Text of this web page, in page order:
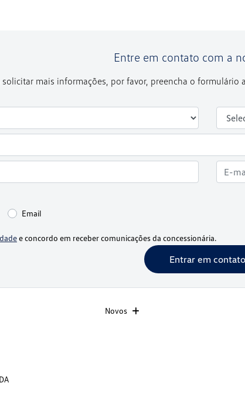
Entre em contato com a
solicitar mais informações, por favor, preencha o
Email
e concordo em receber comunicações da concessionária.
Entrar em contato
Novos